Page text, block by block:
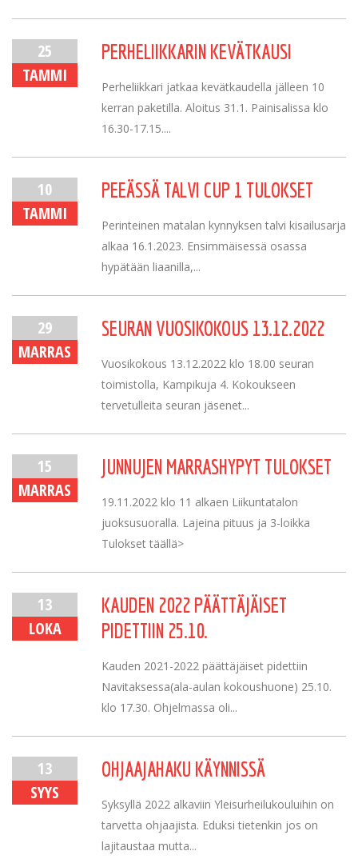
25
TAMMI
PERHELIIKKARIN KEVÄTKAUSI
Perheliikkari jatkaa kevätkaudella jälleen 10
kerran paketilla. Aloitus 31.1. Painisalissa klo
16.30-17.15....
10
TAMMI
PEEÄSSÄ TALVI CUP 1 TULOKSET
Perinteinen matalan kynnyksen talvi kisailusarja
alkaa 16.1.2023. Ensimmäisessä osassa
hypätään liaanilla,...
29
MARRAS
SEURAN VUOSIKOKOUS 13.12.2022
Vuosikokous 13.12.2022 klo 18.00 seuran
toimistolla, Kampikuja 4. Kokoukseen
tervetulleita seuran jäsenet...
15
MARRAS
JUNNUJEN MARRASHYPYT TULOKSET
19.11.2022 klo 11 alkaen Liikuntatalon
juoksusuoralla. Lajeina pituus ja 3-loikka
Tulokset täällä>
13
LOKA
KAUDEN 2022 PÄÄTTÄJÄISET
PIDETTIIN 25.10.
Kauden 2021-2022 päättäjäiset pidettiin
Navitaksessa(ala-aulan kokoushuone) 25.10.
klo 17.30. Ohjelmassa oli...
13
SYYS
OHJAAJAHAKU KÄYNNISSÄ
Syksyllä 2022 alkaviin Yleisurheilukouluihin on
tarvetta ohjaajista. Eduksi tietenkin jos on
lajitaustaa mutta...